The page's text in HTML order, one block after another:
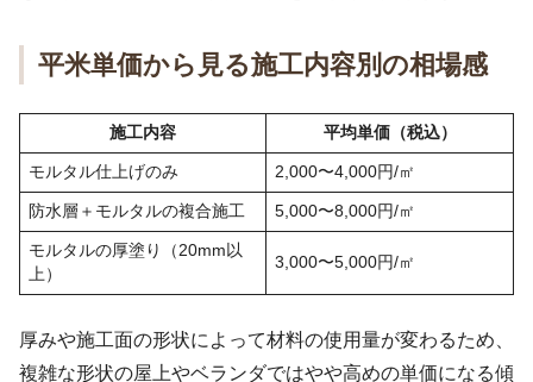
平米単価から見る施工内容別の相場感
施工内容 平均単価（税込）
モルタル仕上げのみ 2,000〜4,000円/㎡
防水層＋モルタルの複合施工 5,000〜8,000円/㎡
モルタルの厚塗り（20mm以
上）
3,000〜5,000円/㎡
厚みや施工面の形状によって材料の使用量が変わるため、
複雑な形状の屋上やベランダではやや高めの単価になる傾